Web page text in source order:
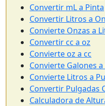
Convertir mL a Pinta
Convertir Litros a
Convierte Onzas a
Convertir cc a oz
Convierte oz a cc
Convierte Galones
Convierte Litros a
Convertir Pulgadas
Calculadora de